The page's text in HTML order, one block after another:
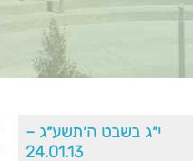
י״ג בשבט ה׳תשע״ג –
24.01.13